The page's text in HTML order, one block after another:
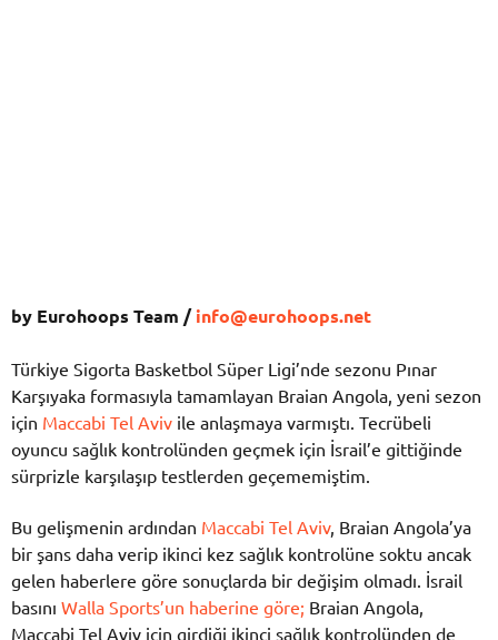
by Eurohoops Team /info@eurohoops.net
Türkiye Sigorta Basketbol Süper Ligi’nde sezonu Pınar
Karşıyaka formasıyla tamamlayan Braian Angola, yeni sezon
için Maccabi Tel Aviv ile anlaşmaya varmıştı. Tecrübeli
oyuncu sağlık kontrolünden geçmek için İsrail’e gittiğinde
sürprizle karşılaşıp testlerden geçememiştim.
Bu gelişmenin ardından Maccabi Tel Aviv, Braian Angola’ya
bir şans daha verip ikinci kez sağlık kontrolüne soktu ancak
gelen haberlere göre sonuçlarda bir değişim olmadı. İsrail
basını Walla Sports’un haberine göre; Braian Angola,
Maccabi Tel Aviv için girdiği ikinci sağlık kontrolünden de